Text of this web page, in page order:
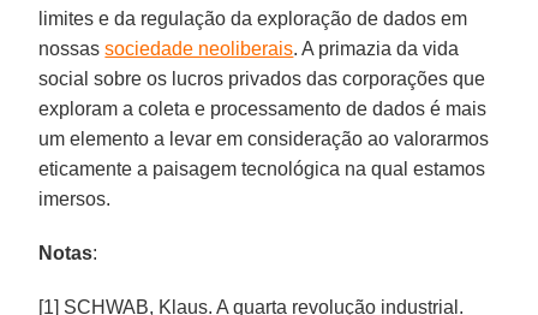
limites e da regulação da exploração de dados em
nossassociedade neoliberais. A primazia da vida
social sobre os lucros privados das corporações que
exploram a coleta e processamento de dados é mais
um elemento a levar em consideração ao valorarmos
eticamente a paisagem tecnológica na qual estamos
imersos.
Notas:
[1] SCHWAB, Klaus. A quarta revolução industrial.